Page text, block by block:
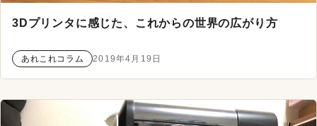
3Dプリンタに感じた、これからの世界の広がり方
あれこれコラム 2019年4月19日